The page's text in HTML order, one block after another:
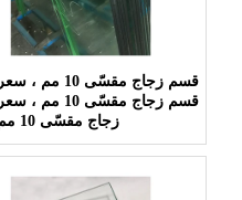
قسم زجاج مقسّى 10 مم ، سعر
قسم زجاج مقسّى 10 مم ، سعر
زجاج مقسّى 10 مم